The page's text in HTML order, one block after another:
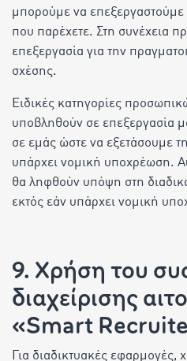
μπορούμε να επεξεργαστούμε
που παρέχετε. Στη συνέχεια
επεξεργασία για την
σχέσης.
Ειδικές κατηγορίες
υποβληθούν σε επεξεργασία
σε εμάς ώστε να εξετάσουμε
υπάρχει νομική υποχρέωση.
θα ληφθούν υπόψη στη
εκτός εάν υπάρχει νομική
9. Χρήση του
διαχείρισης
«Smart
Για διαδικτυακές